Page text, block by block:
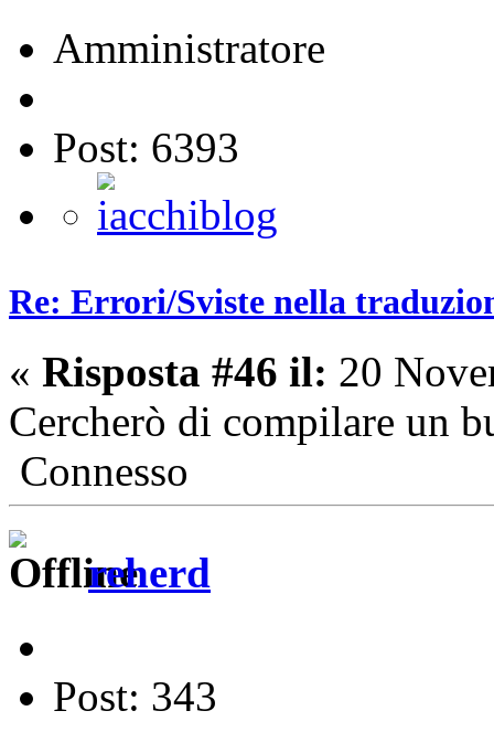
Amministratore
Post: 6393
Re: Errori/Sviste nella
« Risposta #46 il: 20
Cercherò di compilare un
Connesso
reherd
Post: 343